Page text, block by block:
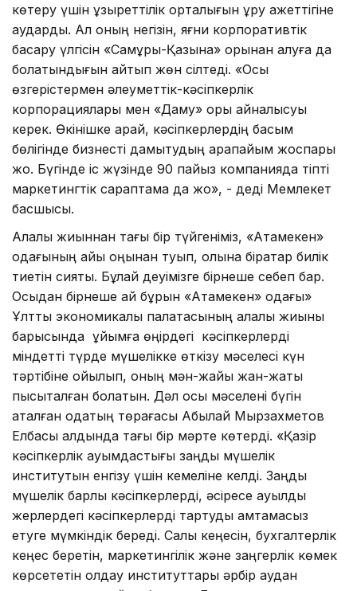
көтеру үшін құзыреттілік орталығын құру қажеттігіне
аударды. Ал оның негізін, яғни корпоративтік
басқару үлгісін «Самұрық-Қазына» қорынан алуға да
болатындығын айтып жөн сілтеді. «Осы
өзгерістермен әлеуметтік-кәсіпкерлік
корпорациялары мен «Даму» қоры айналысуы
керек. Өкінішке қарай, кәсіпкерлердің басым
бөлігінде бизнесті дамытудың қарапайым жоспары
жоқ. Бүгінде іс жүзінде 90 пайыз компанияда тіпті
маркетингтік сараптама да жоқ», - деді Мемлекет
басшысы.
Алқалы жиыннан тағы бір түйгеніміз, «Атамекен»
одағының айы оңынан туып, қолына бірқатар билік
тиетін сияқты. Бұлай деуімізге бірнеше себеп бар.
Осыдан бірнеше ай бұрын «Атамекен» одағы»
Ұлттық экономикалық палатасының алқалы жиыны
барысында ұйымға өңірдегі кәсіпкерлерді
міндетті түрде мүшелікке өткізу мәселесі күн
тәртібіне қойылып, оның мән-жайы жан-жақты
пысықталған болатын. Дәл осы мәселені бүгін
аталған одақтың төрағасы Абылай Мырзахметов
Елбасы алдында тағы бір мәрте көтерді. «Қазір
кәсіпкерлік қауымдастығы заңды мүшелік
институтын енгізу үшін кемеліне келді. Заңды
мүшелік барлық кәсіпкерлерді, әсіресе ауылдық
жерлердегі кәсіпкерлерді тартуды қамтамасыз
етуге мүмкіндік береді. Салық кеңесін, бухгалтерлік
кеңес беретін, маркетингілік және заңгерлік көмек
көрсететін қолдау институттары әрбір аудан